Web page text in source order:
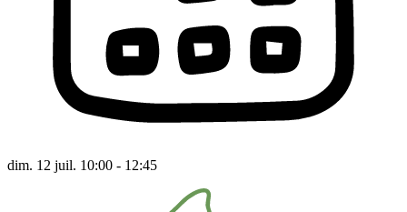
dim. 12 juil. 10:00 - 12:45